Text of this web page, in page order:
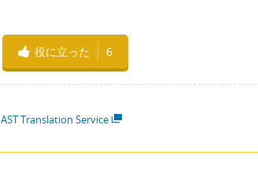
役に立った 6
AST Translation Service